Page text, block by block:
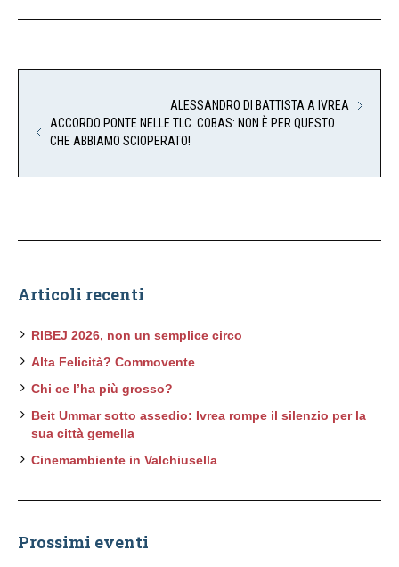
ALESSANDRO DI BATTISTA A IVREA
ACCORDO PONTE NELLE TLC. COBAS: NON È PER QUESTO
CHE ABBIAMO SCIOPERATO!
Articoli recenti
RIBEJ 2026, non un semplice circo
Alta Felicità? Commovente
Chi ce l’ha più grosso?
Beit Ummar sotto assedio: Ivrea rompe il silenzio per la
sua città gemella
Cinemambiente in Valchiusella
Prossimi eventi